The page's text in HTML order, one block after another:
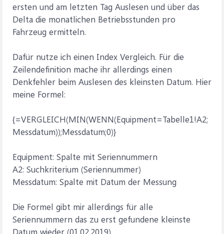
ersten und am letzten Tag Auslesen und über das
Delta die monatlichen Betriebsstunden pro
Fahrzeug ermitteln.
Dafür nutze ich einen Index Vergleich. Für die
Zeilendefinition mache ihr allerdings einen
Denkfehler beim Auslesen des kleinsten Datum. Hier
meine Formel:
{=VERGLEICH(MIN(WENN(Equipment=Tabelle1!A2;
Messdatum));Messdatum;0)}
Equipment: Spalte mit Seriennummern
A2: Suchkriterium (Seriennummer)
Messdatum: Spalte mit Datum der Messung
Die Formel gibt mir allerdings für alle
Seriennummern das zu erst gefundene kleinste
Datum wieder (01.02.2019).